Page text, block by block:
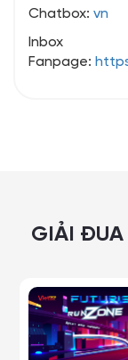
Chatbox: vn
Inbox
Fanpage:
GIẢI ĐUA